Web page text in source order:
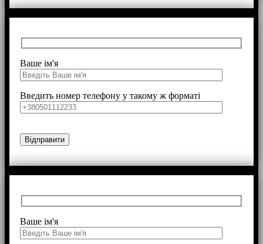
Ваше ім'я
Введить номер телефону у такому ж форматі
Ваше ім'я